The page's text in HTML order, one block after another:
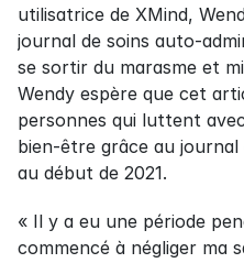
utilisatrice de XMind,
journal de soins auto-
se sortir du marasme et
Wendy espère que cet
personnes qui luttent
bien-être grâce au
au début de 2021.
« Il y a eu une période
commencé à négliger ma